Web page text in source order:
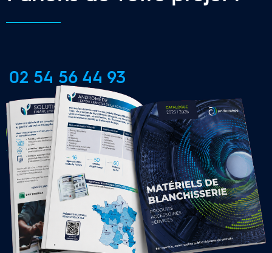
02 54 56 44 93
CONTACTER UNE AGENCE
LOCALE
16 Agences Régionales